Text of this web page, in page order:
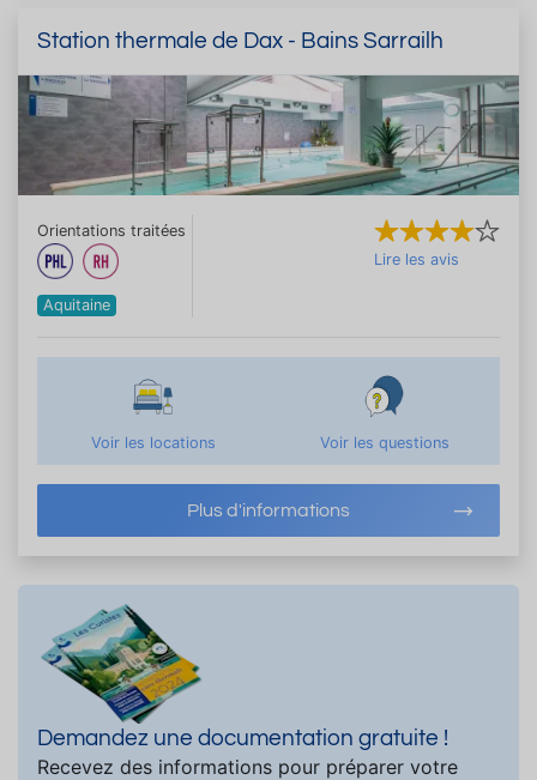
Station thermale de Dax - Bains Sarrailh
Orientations traitées
Aquitaine
Lire les avis
Voir les locations Voir les questions
Plus d'informations
Demandez une documentation gratuite !
Recevez des informations pour préparer votre